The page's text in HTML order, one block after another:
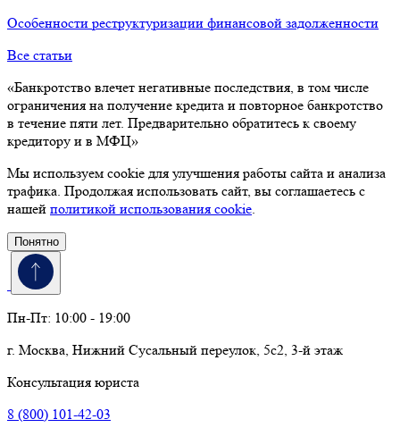
Особенности реструктуризации финансовой задолженности
Все статьи
«Банкротство влечет негативные последствия, в том числе
ограничения на получение кредита и повторное банкротство
в течение пяти лет. Предварительно обратитесь к своему
кредитору и в МФЦ»
Мы используем cookie для улучшения работы сайта и анализа
трафика. Продолжая использовать сайт, вы соглашаетесь с
нашей политикой использования cookie.
Понятно
Пн-Пт: 10:00 - 19:00
г. Москва, Нижний Сусальный переулок, 5с2, 3-й этаж
Консультация юриста
8 (800) 101-42-03